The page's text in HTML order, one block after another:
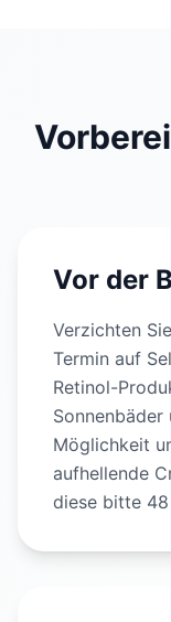
Vor der
Verzichten
Termin auf
Retinol-
Sonnenbäder
Möglichkeit
aufhellende
diese bitte 48